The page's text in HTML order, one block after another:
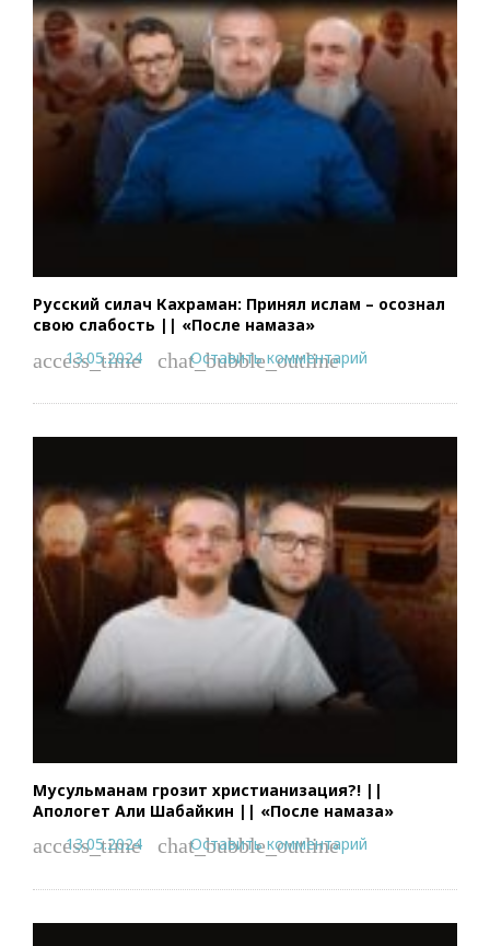
Русский силач Кахраман: Принял ислам – осознал
свою слабость || «После намаза»
access_time
13.05.2024 chat_bubble_outline
Оставить комментарий
Мусульманам грозит христианизация?! ||
Апологет Али Шабайкин || «После намаза»
access_time
13.05.2024 chat_bubble_outline
Оставить комментарий